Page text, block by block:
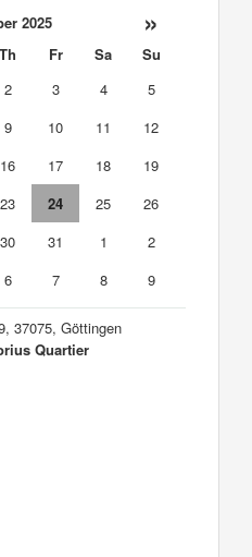
2025 »
Th Fr Sa
Su
2 3 4
5
9 10 11
12
16 17 18
19
23 24 25
26
30 31 1
2
6 7 8 9
37075, Göttingen
Quartier